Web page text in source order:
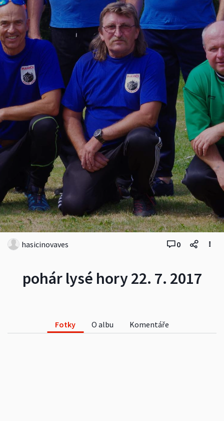
pohár lysé hory 22. 7. 2017
hasicinovaves 0
Fotky O albu Komentáře